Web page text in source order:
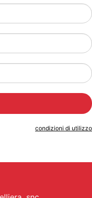
condizioni di utilizzo